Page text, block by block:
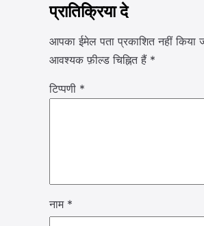
प्रातिक्रिया दे
आपका ईमेल पता प्रकाशित नहीं किया
आवश्यक फ़ील्ड चिह्नित हैं *
टिप्पणी *
नाम *